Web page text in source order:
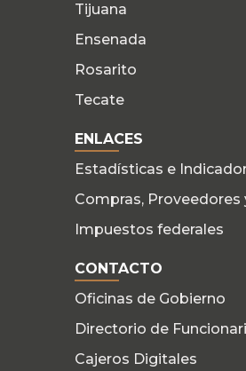
Tijuana
Ensenada
Rosarito
Tecate
ENLACES
Estadísticas e
Compras, Proveedores
Impuestos federales
CONTACTO
Oficinas de Gobierno
Directorio de
Cajeros Digitales